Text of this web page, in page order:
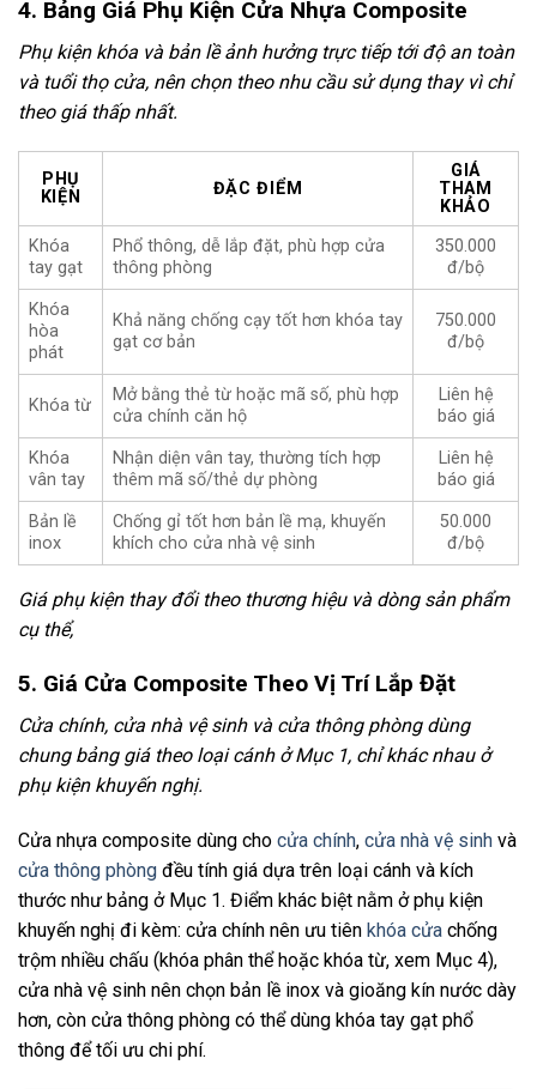
4. Bảng Giá Phụ Kiện Cửa Nhựa Composite
Phụ kiện khóa và bản lề ảnh hưởng trực tiếp tới độ an toàn
và tuổi thọ cửa, nên chọn theo nhu cầu sử dụng thay vì chỉ
theo giá thấp nhất.
PHỤ
KIỆN
ĐẶC ĐIỂM
GIÁ
THAM
KHẢO
Khóa
tay gạt
Phổ thông, dễ lắp đặt, phù hợp cửa
thông phòng
350.000
đ/bộ
Khóa
hòa
phát
Khả năng chống cạy tốt hơn khóa tay
gạt cơ bản
750.000
đ/bộ
Khóa từ
Mở bằng thẻ từ hoặc mã số, phù hợp
cửa chính căn hộ
Liên hệ
báo giá
Khóa
vân tay
Nhận diện vân tay, thường tích hợp
thêm mã số/thẻ dự phòng
Liên hệ
báo giá
Bản lề
inox
Chống gỉ tốt hơn bản lề mạ, khuyến
khích cho cửa nhà vệ sinh
50.000
đ/bộ
Giá phụ kiện thay đổi theo thương hiệu và dòng sản phẩm
cụ thể,
5. Giá Cửa Composite Theo Vị Trí Lắp Đặt
Cửa chính, cửa nhà vệ sinh và cửa thông phòng dùng
chung bảng giá theo loại cánh ở Mục 1, chỉ khác nhau ở
phụ kiện khuyến nghị.
Cửa nhựa composite dùng cho cửa chính, cửa nhà vệ sinh và
cửa thông phòng đều tính giá dựa trên loại cánh và kích
thước như bảng ở Mục 1. Điểm khác biệt nằm ở phụ kiện
khuyến nghị đi kèm: cửa chính nên ưu tiên khóa cửa chống
trộm nhiều chấu (khóa phân thể hoặc khóa từ, xem Mục 4),
cửa nhà vệ sinh nên chọn bản lề inox và gioăng kín nước dày
hơn, còn cửa thông phòng có thể dùng khóa tay gạt phổ
thông để tối ưu chi phí.